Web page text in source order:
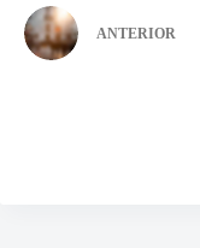
ANTERIOR